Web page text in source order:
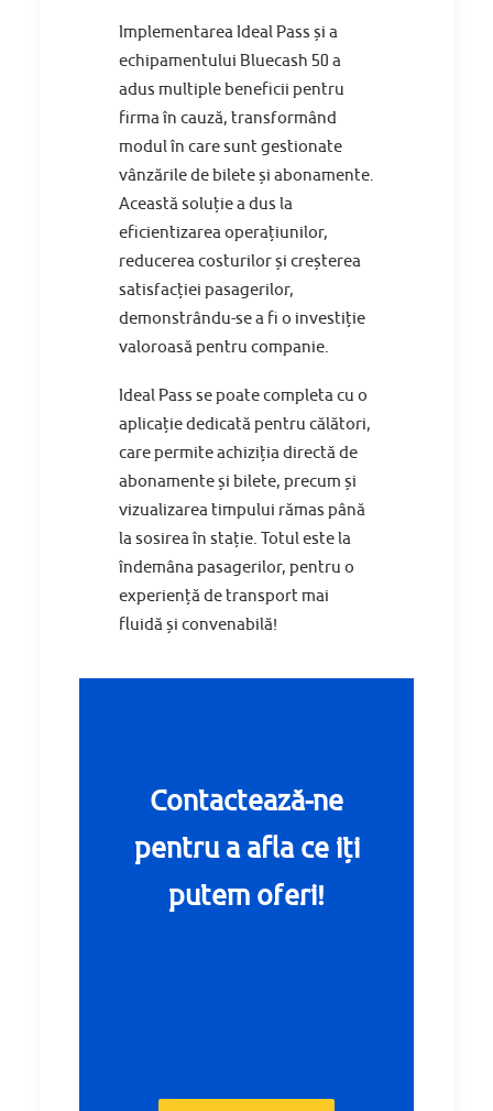
Implementarea Ideal Pass și a
echipamentului Bluecash 50 a
adus multiple beneficii pentru
firma în cauză, transformând
modul în care sunt gestionate
vânzările de bilete și abonamente.
Această soluție a dus la
eficientizarea operațiunilor,
reducerea costurilor și creșterea
satisfacției pasagerilor,
demonstrându-se a fi o investiție
valoroasă pentru companie.
Ideal Pass se poate completa cu o
aplicație dedicată pentru călători,
care permite achiziția directă de
abonamente și bilete, precum și
vizualizarea timpului rămas până
la sosirea în stație. Totul este la
îndemâna pasagerilor, pentru o
experiență de transport mai
fluidă și convenabilă!
Contactează-ne
pentru a afla ce iți
putem oferi!